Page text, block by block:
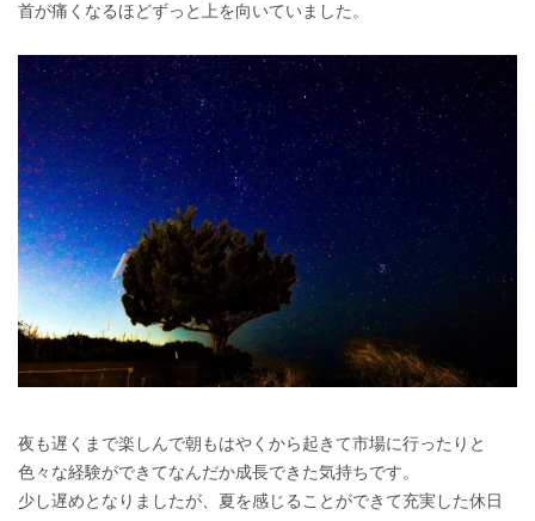
首が痛くなるほどずっと上を向いていました。
夜も遅くまで楽しんで朝もはやくから起きて市場に行ったりと
色々な経験ができてなんだか成長できた気持ちです。
少し遅めとなりましたが、夏を感じることができて充実した休日